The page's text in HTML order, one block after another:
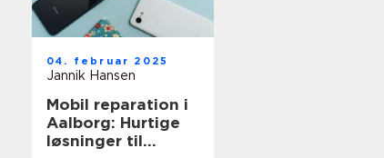
04. februar 2025
Jannik Hansen
Mobil reparation i
Aalborg: Hurtige
løsninger til